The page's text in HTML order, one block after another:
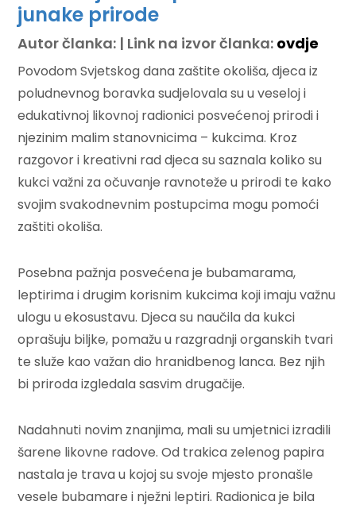
junake prirode
Autor članka: | Link na izvor članka: ovdje
Povodom Svjetskog dana zaštite okoliša, djeca iz
poludnevnog boravka sudjelovala su u veseloj i
edukativnoj likovnoj radionici posvećenoj prirodi i
njezinim malim stanovnicima – kukcima. Kroz
razgovor i kreativni rad djeca su saznala koliko su
kukci važni za očuvanje ravnoteže u prirodi te kako
svojim svakodnevnim postupcima mogu pomoći
zaštiti okoliša.
Posebna pažnja posvećena je bubamarama,
leptirima i drugim korisnim kukcima koji imaju važnu
ulogu u ekosustavu. Djeca su naučila da kukci
oprašuju biljke, pomažu u razgradnji organskih tvari
te služe kao važan dio hranidbenog lanca. Bez njih
bi priroda izgledala sasvim drugačije.
Nadahnuti novim znanjima, mali su umjetnici izradili
šarene likovne radove. Od trakica zelenog papira
nastala je trava u kojoj su svoje mjesto pronašle
vesele bubamare i nježni leptiri. Radionica je bila